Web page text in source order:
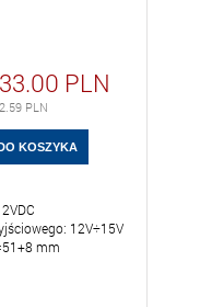
PLN
PLN
12V÷15V
mm